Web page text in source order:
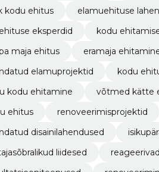
kodu ehitus
elamuehituse
eksperdid
kodu
maja ehitus
eramaja
elamuprojektid
kodu
kodu ehitamine
võtmed kätte
ehitus
renoveerimisprojektid
disainilahendused
liidesed